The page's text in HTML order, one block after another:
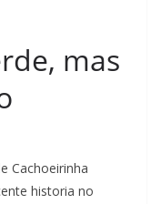
mas
Cachoeirinha
historia no